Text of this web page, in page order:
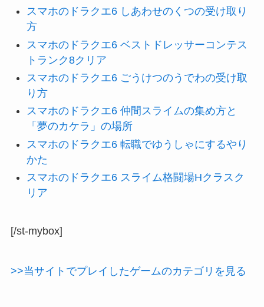
スマホのドラクエ6 しあわせのくつの受け取り
方
スマホのドラクエ6 ベストドレッサーコンテス
トランク8クリア
スマホのドラクエ6 ごうけつのうでわの受け取
り方
スマホのドラクエ6 仲間スライムの集め方と
「夢のカケラ」の場所
スマホのドラクエ6 転職でゆうしゃにするやり
かた
スマホのドラクエ6 スライム格闘場Hクラスク
リア
[/st-mybox]
>>当サイトでプレイしたゲームのカテゴリを見る